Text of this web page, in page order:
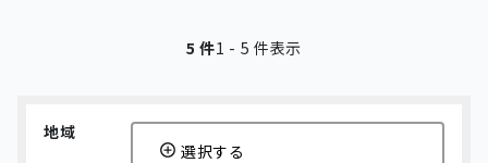
5 件1 - 5 件表示
地域
選択する